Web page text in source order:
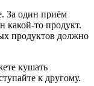
За один приём
какой-то продукт.
продуктов должно
кушать
к другому.